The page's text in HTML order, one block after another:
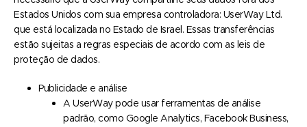
Estados Unidos com sua empresa controladora: UserWay Ltd.
que está localizada no Estado de Israel. Essas transferências
estão sujeitas a regras especiais de acordo com as leis de
proteção de dados.
Publicidade e análise
A UserWay pode usar ferramentas de análise
padrão, como Google Analytics, Facebook Business,